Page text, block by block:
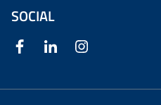
SOCIAL